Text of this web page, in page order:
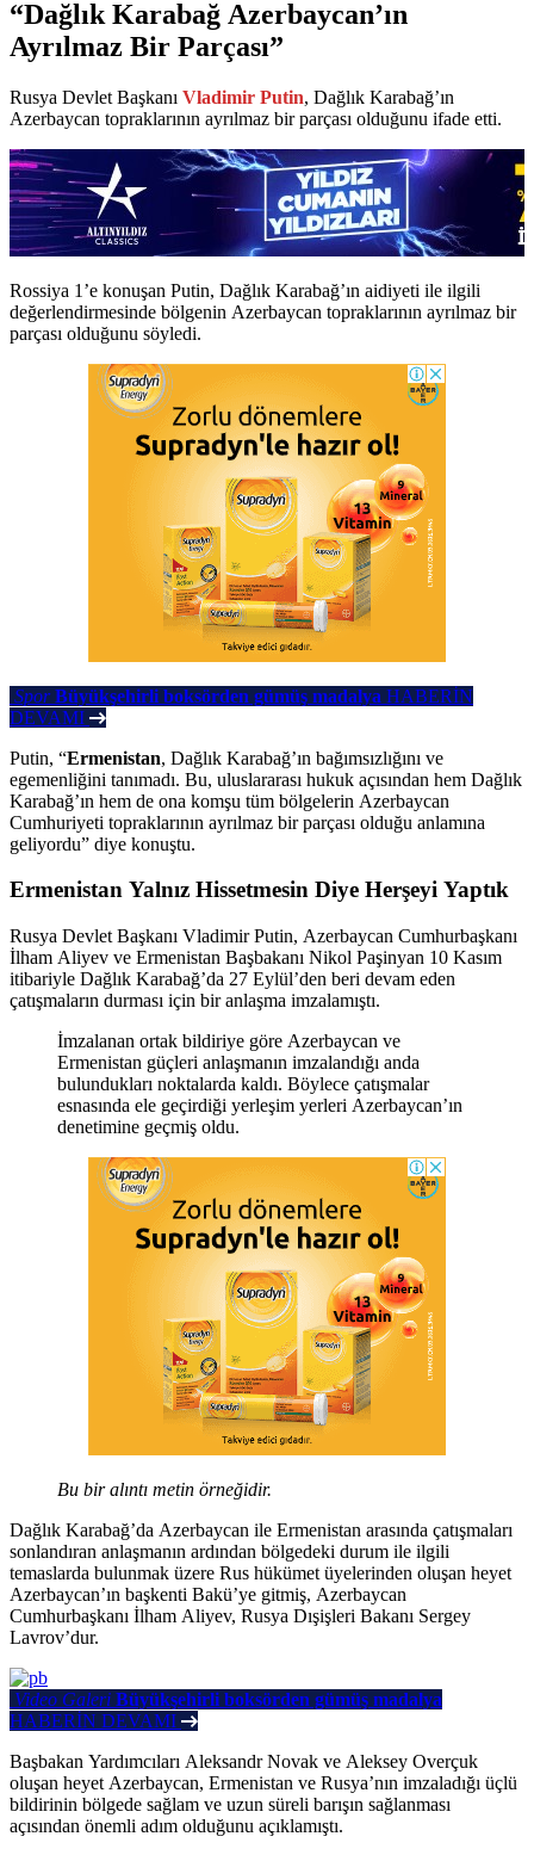
“Dağlık Karabağ Azerbaycan’ın
Ayrılmaz Bir Parçası”
Rusya Devlet Başkanı Vladimir Putin, Dağlık Karabağ’ın
Azerbaycan topraklarının ayrılmaz bir parçası olduğunu ifade etti.
Rossiya 1’e konuşan Putin, Dağlık Karabağ’ın aidiyeti ile ilgili
değerlendirmesinde bölgenin Azerbaycan topraklarının ayrılmaz bir
parçası olduğunu söyledi.
Spor Büyükşehirli boksörden gümüş madalya HABERİN
DEVAMI
Putin, “Ermenistan, Dağlık Karabağ’ın bağımsızlığını ve
egemenliğini tanımadı. Bu, uluslararası hukuk açısından hem Dağlık
Karabağ’ın hem de ona komşu tüm bölgelerin Azerbaycan
Cumhuriyeti topraklarının ayrılmaz bir parçası olduğu anlamına
geliyordu” diye konuştu.
Ermenistan Yalnız Hissetmesin Diye Herşeyi Yaptık
Rusya Devlet Başkanı Vladimir Putin, Azerbaycan Cumhurbaşkanı
İlham Aliyev ve Ermenistan Başbakanı Nikol Paşinyan 10 Kasım
itibariyle Dağlık Karabağ’da 27 Eylül’den beri devam eden
çatışmaların durması için bir anlaşma imzalamıştı.
İmzalanan ortak bildiriye göre Azerbaycan ve
Ermenistan güçleri anlaşmanın imzalandığı anda
bulundukları noktalarda kaldı. Böylece çatışmalar
esnasında ele geçirdiği yerleşim yerleri Azerbaycan’ın
denetimine geçmiş oldu.
Bu bir alıntı metin örneğidir.
Dağlık Karabağ’da Azerbaycan ile Ermenistan arasında çatışmaları
sonlandıran anlaşmanın ardından bölgedeki durum ile ilgili
temaslarda bulunmak üzere Rus hükümet üyelerinden oluşan heyet
Azerbaycan’ın başkenti Bakü’ye gitmiş, Azerbaycan
Cumhurbaşkanı İlham Aliyev, Rusya Dışişleri Bakanı Sergey
Lavrov’dur.
Video Galeri Büyükşehirli boksörden gümüş madalya
HABERİN DEVAMI
Başbakan Yardımcıları Aleksandr Novak ve Aleksey Overçuk
oluşan heyet Azerbaycan, Ermenistan ve Rusya’nın imzaladığı üçlü
bildirinin bölgede sağlam ve uzun süreli barışın sağlanması
açısından önemli adım olduğunu açıklamıştı.